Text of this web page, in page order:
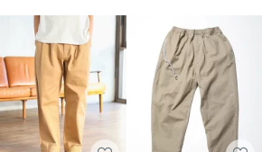
本体：コットン98％ ポリウレタン2％ 別布：
ットン100％
、S、M、L、XL、XXL